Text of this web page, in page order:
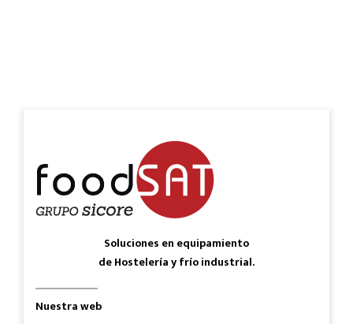
Soluciones en equipamiento
de Hostelería y frío industrial.
Nuestra web